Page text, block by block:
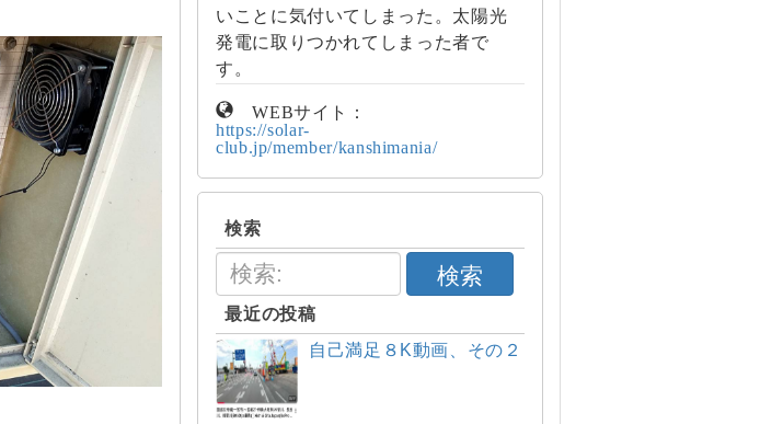
いことに気付いてしまった。太陽光
発電に取りつかれてしまった者で
す。
WEBサイト：
https://solar-
club.jp/member/kanshimania/
検索
検索
最近の投稿
自己満足８K動画、その２